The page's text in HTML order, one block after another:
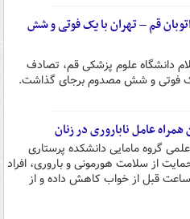
قم – تهران با یک فوتی و شش
دانشگاه علوم پزشکی قم، تصادف
یک فوتی و شش مصدوم برجای گذاشت.
همراه عامل ناباروری در زنان
گروه مامایی دانشکده پرستاری
از سلامت هورمونی و باروری، افراد
قبل از خواب کاهش داده و از